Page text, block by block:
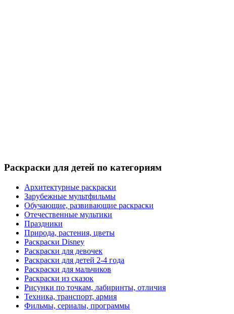
Раскраски для детей по категориям
Архитектурные раскраски
Зарубежные мультфильмы
Обучающие, развивающие раскраски
Отечественные мультики
Праздники
Природа, растения, цветы
Раскраски Disney
Раскраски для девочек
Раскраски для детей 2-4 года
Раскраски для мальчиков
Раскраски из сказок
Рисунки по точкам, лабиринты, отличия
Техника, транспорт, армия
Фильмы, сериалы, программы